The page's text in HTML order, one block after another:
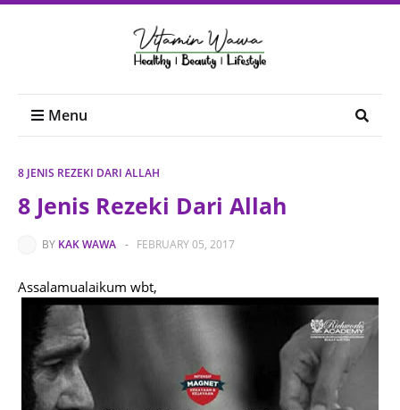
Menu
8 JENIS REZEKI DARI ALLAH
8 Jenis Rezeki Dari Allah
BY KAK WAWA - FEBRUARY 05, 2017
Assalamualaikum wbt,